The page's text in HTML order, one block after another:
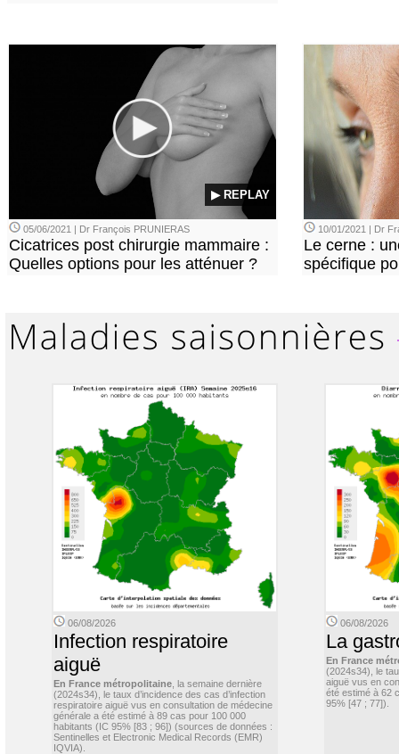
▶ REPLAY
05/06/2021 | Dr François PRUNIERAS
Cicatrices post chirurgie mammaire :
Quelles options pour les atténuer ?
10/01/2021 | Dr
Le cerne :
spécifique
06/08/2026
Infection respiratoire
aiguë
En France métropolitaine , la semaine dernière
(2024s34), le taux d’incidence des cas d’infection
respiratoire aiguë vus en consultation de médecine
générale a été estimé à 89 cas pour 100 000
habitants (IC 95% [83 ; 96]) (sources de données :
Sentinelles et Electronic Medical Records (EMR)
IQVIA).
06/08/2026
La
En France
(2024s34), le
aiguë vus en
été estimé à 62
95% [47 ; 77]).